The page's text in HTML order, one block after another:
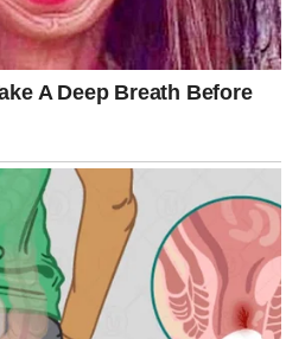
koja će stajati pored vas
manipulacije, bez igre moći.